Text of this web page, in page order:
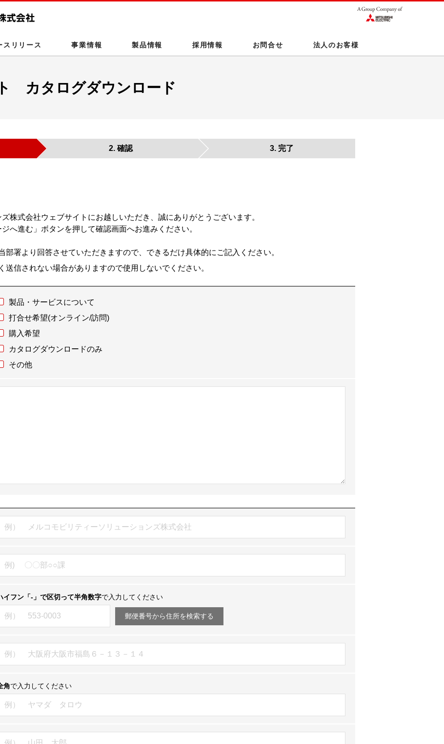
スリリース 事業情報 製品情報 採用情報 お問合せ 法人のお客様
カタログダウンロード
2. 確認 3. 完了
株式会社ウェブサイトにお越しいただき、誠にありがとうございます。
へ進む」ボタンを押して確認画面へお進みください。
部署より回答させていただきますので、できるだけ具体的にご記入ください。
送信されない場合がありますので使用しないでください。
製品・サービスについて
打合せ希望(オンライン/訪問)
購入希望
カタログダウンロードのみ
その他
イフン「-」で区切って半角数字で入力してください
郵便番号から住所を検索する
角で入力してください